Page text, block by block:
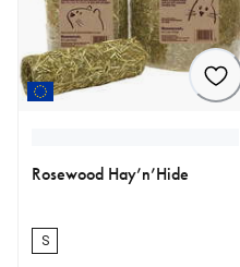
Rosewood Hay’n’Hide
S